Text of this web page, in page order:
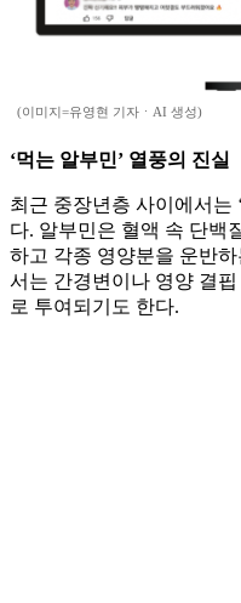
(이미지=유영현 기자ㆍAI 생성)
‘먹는 알부민’ 열풍의 진실
최근 중장년층 사이에서는
다. 알부민은 혈액 속 단백
하고 각종 영양분을 운반
서는 간경변이나 영양 결
로 투여되기도 한다.